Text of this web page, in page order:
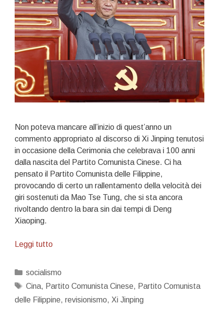
Non poteva mancare all’inizio di quest’anno un
commento appropriato al discorso di Xi Jinping tenutosi
in occasione della Cerimonia che celebrava i 100 anni
dalla nascita del Partito Comunista Cinese. Ci ha
pensato il Partito Comunista delle Filippine,
provocando di certo un rallentamento della velocità dei
giri sostenuti da Mao Tse Tung, che si sta ancora
rivoltando dentro la bara sin dai tempi di Deng
Xiaoping.
Leggi tuttoLe
del
socialismo
Categorie
socialismo
Tag
Cina, Partito Comunista Cinese, Partito Comunista
delle Filippine, revisionismo, Xi Jinping